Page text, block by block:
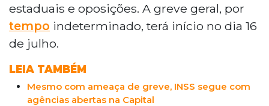
estaduais e oposições. A greve geral, por
tempo indeterminado, terá início no dia 16
de julho.
LEIA TAMBÉM
Mesmo com ameaça de greve, INSS segue com
agências abertas na Capital